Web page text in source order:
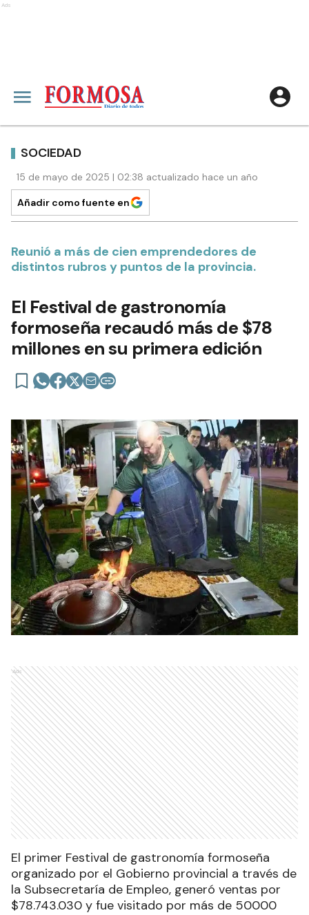
Ads
SOCIEDAD
15 de mayo de 2025 | 02:38 actualizado hace un año
Añadir como fuente en
Reunió a más de cien emprendedores de
distintos rubros y puntos de la provincia.
El Festival de gastronomía
formoseña recaudó más de $78
millones en su primera edición
Ads
El primer Festival de gastronomía formoseña
organizado por el Gobierno provincial a través de
la Subsecretaría de Empleo, generó ventas por
$78.743.030 y fue visitado por más de 50000